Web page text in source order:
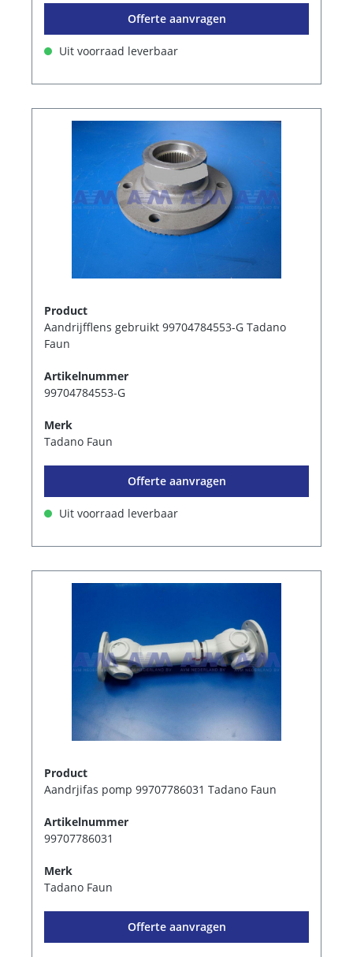
Offerte aanvragen
Uit voorraad leverbaar
Product
Aandrijfflens gebruikt 99704784553-G Tadano
Faun
Artikelnummer
99704784553-G
Merk
Tadano Faun
Offerte aanvragen
Uit voorraad leverbaar
Product
Aandrjifas pomp 99707786031 Tadano Faun
Artikelnummer
99707786031
Merk
Tadano Faun
Offerte aanvragen